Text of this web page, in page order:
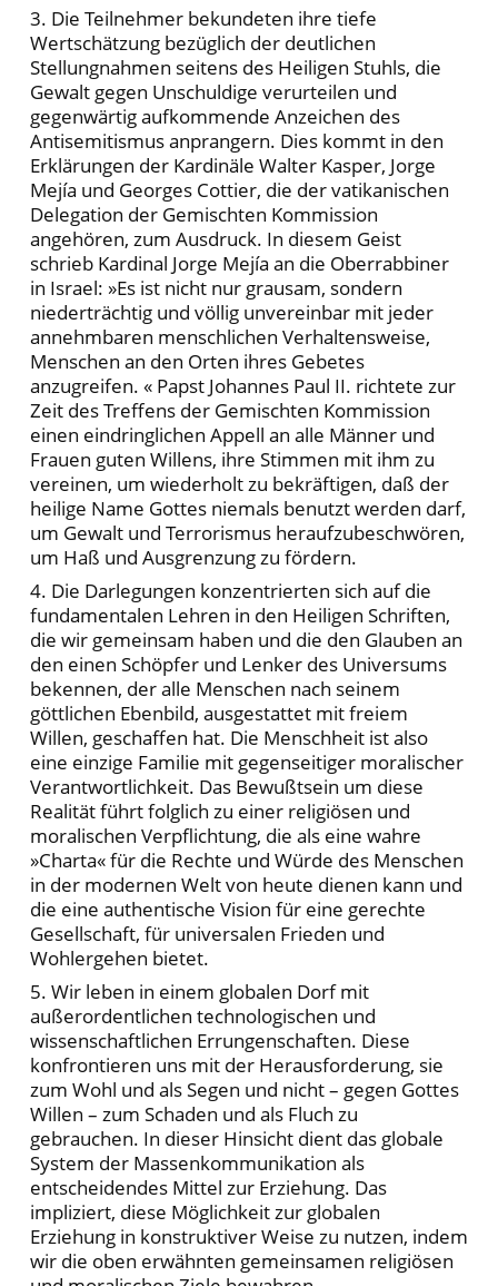
3. Die Teilnehmer bekundeten ihre tiefe
Wertschätzung bezüglich der deutlichen
Stellungnahmen seitens des Heiligen Stuhls, die
Gewalt gegen Unschuldige verurteilen und
gegenwärtig aufkommende Anzeichen des
Antisemitismus anprangern. Dies kommt in den
Erklärungen der Kardinäle Walter Kasper, Jorge
Mejía und Georges Cottier, die der vatikanischen
Delegation der Gemischten Kommission
angehören, zum Ausdruck. In diesem Geist
schrieb Kardinal Jorge Mejía an die Oberrabbiner
in Israel: »Es ist nicht nur grausam, sondern
niederträchtig und völlig unvereinbar mit jeder
annehmbaren menschlichen Verhaltensweise,
Menschen an den Orten ihres Gebetes
anzugreifen. « Papst Johannes Paul II. richtete zur
Zeit des Treffens der Gemischten Kommission
einen eindringlichen Appell an alle Männer und
Frauen guten Willens, ihre Stimmen mit ihm zu
vereinen, um wiederholt zu bekräftigen, daß der
heilige Name Gottes niemals benutzt werden darf,
um Gewalt und Terrorismus heraufzubeschwören,
um Haß und Ausgrenzung zu fördern.
4. Die Darlegungen konzentrierten sich auf die
fundamentalen Lehren in den Heiligen Schriften,
die wir gemeinsam haben und die den Glauben an
den einen Schöpfer und Lenker des Universums
bekennen, der alle Menschen nach seinem
göttlichen Ebenbild, ausgestattet mit freiem
Willen, geschaffen hat. Die Menschheit ist also
eine einzige Familie mit gegenseitiger moralischer
Verantwortlichkeit. Das Bewußtsein um diese
Realität führt folglich zu einer religiösen und
moralischen Verpflichtung, die als eine wahre
»Charta« für die Rechte und Würde des Menschen
in der modernen Welt von heute dienen kann und
die eine authentische Vision für eine gerechte
Gesellschaft, für universalen Frieden und
Wohlergehen bietet.
5. Wir leben in einem globalen Dorf mit
außerordentlichen technologischen und
wissenschaftlichen Errungenschaften. Diese
konfrontieren uns mit der Herausforderung, sie
zum Wohl und als Segen und nicht – gegen Gottes
Willen – zum Schaden und als Fluch zu
gebrauchen. In dieser Hinsicht dient das globale
System der Massenkommunikation als
entscheidendes Mittel zur Erziehung. Das
impliziert, diese Möglichkeit zur globalen
Erziehung in konstruktiver Weise zu nutzen, indem
wir die oben erwähnten gemeinsamen religiösen